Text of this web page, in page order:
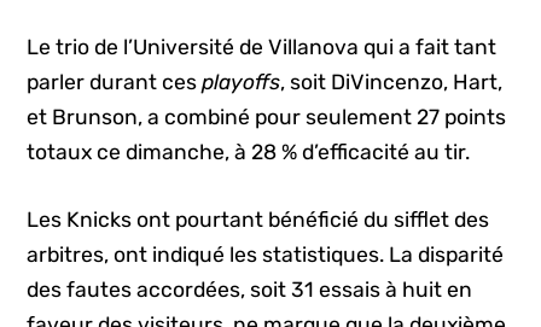
Le trio de l’Université de Villanova qui a fait tant
parler durant cesplayoffs, soit DiVincenzo, Hart,
et Brunson, a combiné pour seulement 27 points
totaux ce dimanche, à 28 % d’efficacité au tir.
Les Knicks ont pourtant bénéficié du sifflet des
arbitres, ont indiqué les statistiques. La disparité
des fautes accordées, soit 31 essais à huit en